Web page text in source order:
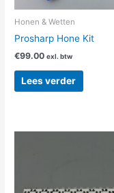
Honen & Wetten
Prosharp Hone Kit
€99.00 exl. btw
Lees verder